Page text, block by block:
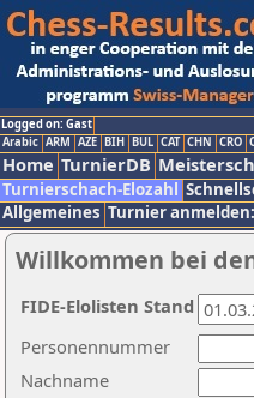
Logged on: Gast
Arabic ARM AZE BIH BUL CAT CHN CRO
Home TurnierDB
Turnierschach-Elozahl
Allgemeines Turnier
Willkommen bei
Nachname
Personennummer
FIDE-Elolisten Stand